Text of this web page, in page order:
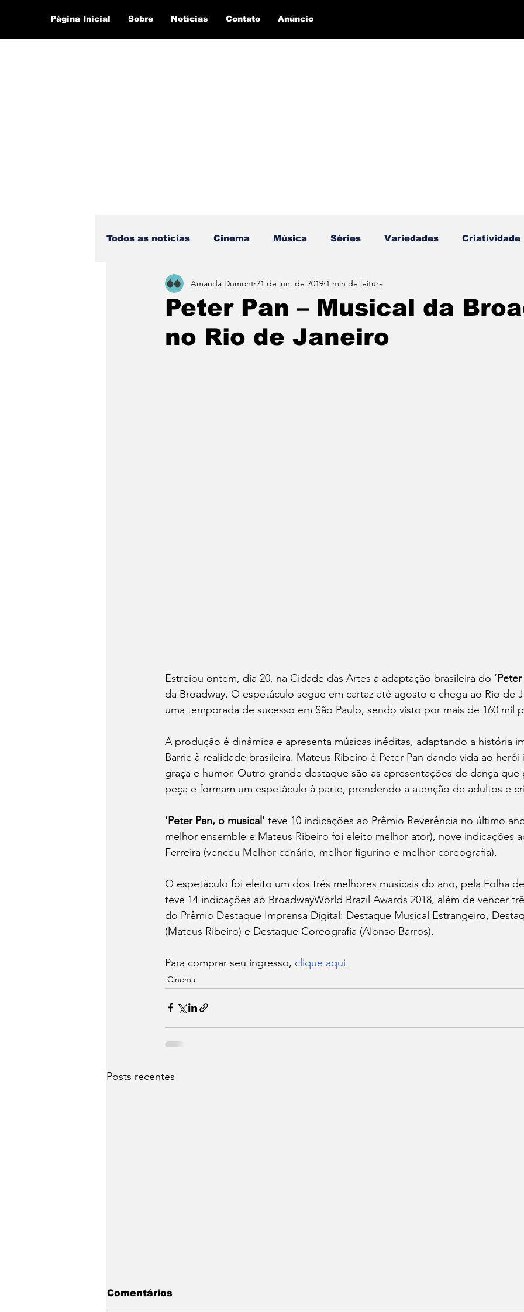
Página Inicial Sobre Notícias Contato Anúncio
Todos as notícias Cinema Música Séries Variedades Criatividade
Peter Pan – Musical da
no Rio de Janeiro
Amanda Dumont 21 de jun. de 2019 1 min de leitura
Estreiou ontem, dia 20, na Cidade das Artes a adaptação brasileira do ‘Peter
da Broadway. O espetáculo segue em cartaz até agosto e chega ao Rio de
uma temporada de sucesso em São Paulo, sendo visto por mais de 160 mil
A produção é dinâmica e apresenta músicas inéditas, adaptando a história
Barrie à realidade brasileira. Mateus Ribeiro é Peter Pan dando vida ao herói
graça e humor. Outro grande destaque são as apresentações de dança que
peça e formam um espetáculo à parte, prendendo a atenção de adultos e
‘Peter Pan, o musical’ teve 10 indicações ao Prêmio Reverência no último
melhor ensemble e Mateus Ribeiro foi eleito melhor ator), nove indicações
Ferreira (venceu Melhor cenário, melhor figurino e melhor coreografia).
O espetáculo foi eleito um dos três melhores musicais do ano, pela Folha
teve 14 indicações ao BroadwayWorld Brazil Awards 2018, além de vencer
do Prêmio Destaque Imprensa Digital: Destaque Musical Estrangeiro,
(Mateus Ribeiro) e Destaque Coreografia (Alonso Barros).
Para comprar seu ingresso, clique aqui.
Cinema
Posts recentes
Comentários